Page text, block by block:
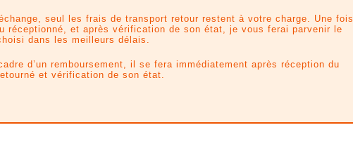
seul les frais de transport retour restent à votre charge. Une fois
réceptionné, et après vérification de son état, je vous ferai parvenir le
dans les meilleurs délais.
d’un remboursement, il se fera immédiatement après réception du
et vérification de son état.